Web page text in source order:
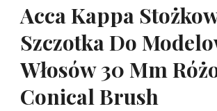
Acca Kappa
Szczotka Do
Włosów 30 Mm
Conical Brush